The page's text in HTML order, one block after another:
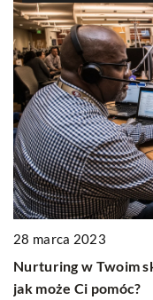
28 marca 2023
Nurturing w Twoim
jak może Ci pomóc?